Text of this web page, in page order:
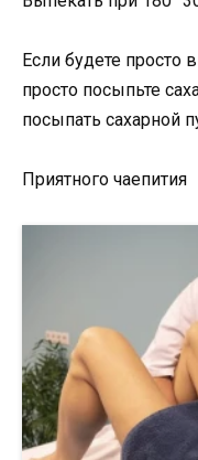
Если будете просто
просто посыпьте
посыпать сахарной
Приятного чаепития